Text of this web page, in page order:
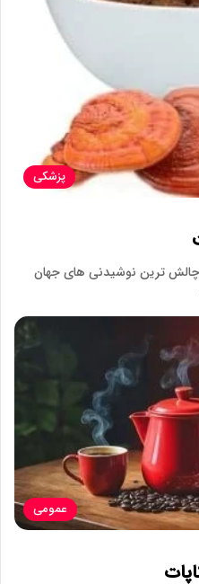
پزشکی
چالش ترین نوشیدنی های جهان
عمومی